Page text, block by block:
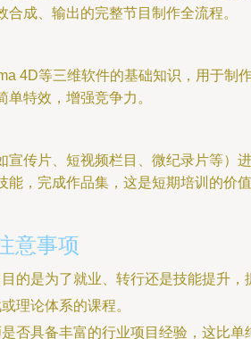
成、输出的完整节目制作全流程。
4D等三维软件的基础知识，用于制
特效，增强竞争力。
宣传片、短视频栏目、微纪录片等）进
能，完成作品集，这是短期培训的价值
意事项
的是为了就业、转行还是技能提升，
理论体系的课程。
是否具备丰富的行业项目经验，这比单